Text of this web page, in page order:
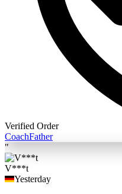
Verified Order
CoachFather
"
V***t
Yesterday